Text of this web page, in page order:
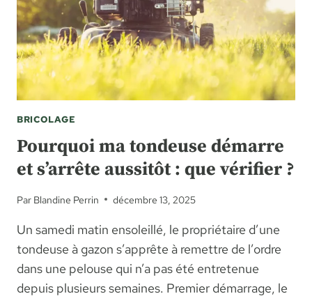
BRICOLAGE
Pourquoi ma tondeuse démarre
et s’arrête aussitôt : que vérifier ?
Par Blandine Perrin décembre 13, 2025
Un samedi matin ensoleillé, le propriétaire d’une
tondeuse à gazon s’apprête à remettre de l’ordre
dans une pelouse qui n’a pas été entretenue
depuis plusieurs semaines. Premier démarrage, le